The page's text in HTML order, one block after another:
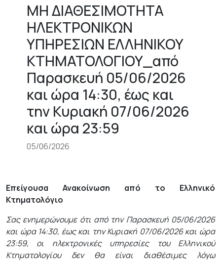
ΜΗ ΔΙΑΘΕΣΙΜΟΤΗΤΑ
ΗΛΕΚΤΡΟΝΙΚΩΝ
ΥΠΗΡΕΣΙΩΝ ΕΛΛΗΝΙΚΟΥ
ΚΤΗΜΑΤΟΛΟΓΙΟΥ_από
Παρασκευή 05/06/2026
και ώρα 14:30, έως και
την Κυριακή 07/06/2026
και ώρα 23:59
05/06/2026
Επείγουσα Ανακοίνωση από το Ελληνικό
Κτηματολόγιο
Σας ενημερώνουμε ότι από την Παρασκευή 05/06/2026
και ώρα 14:30, έως και την Κυριακή 07/06/2026 και ώρα
23:59, οι ηλεκτρονικές υπηρεσίες του Ελληνικού
Κτηματολογίου δεν θα είναι διαθέσιμες λόγω